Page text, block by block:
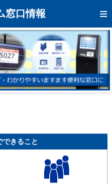
窓口情報
できること